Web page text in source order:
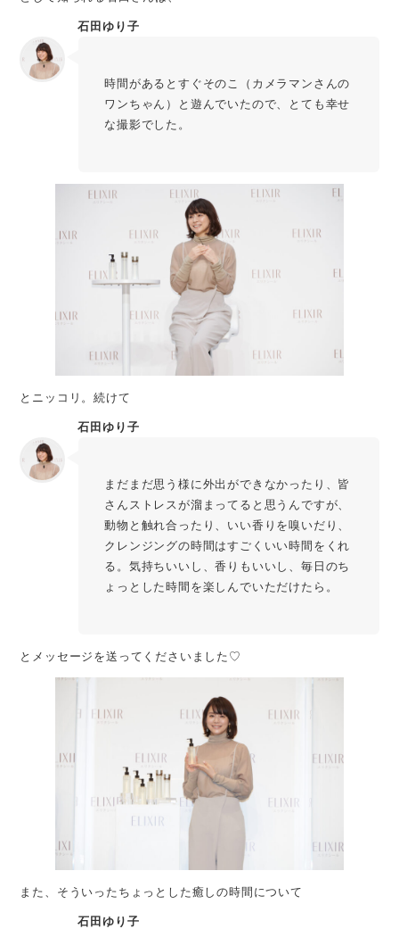
石田ゆり子
時間があるとすぐそのこ（カメラマンさんの
ワンちゃん）と遊んでいたので、とても幸せ
な撮影でした。
とニッコリ。続けて
石田ゆり子
まだまだ思う様に外出ができなかったり、皆
さんストレスが溜まってると思うんですが、
動物と触れ合ったり、いい香りを嗅いだり、
クレンジングの時間はすごくいい時間をくれ
る。気持ちいいし、香りもいいし、毎日のち
ょっとした時間を楽しんでいただけたら。
とメッセージを送ってくださいました♡
また、そういったちょっとした癒しの時間について
石田ゆり子